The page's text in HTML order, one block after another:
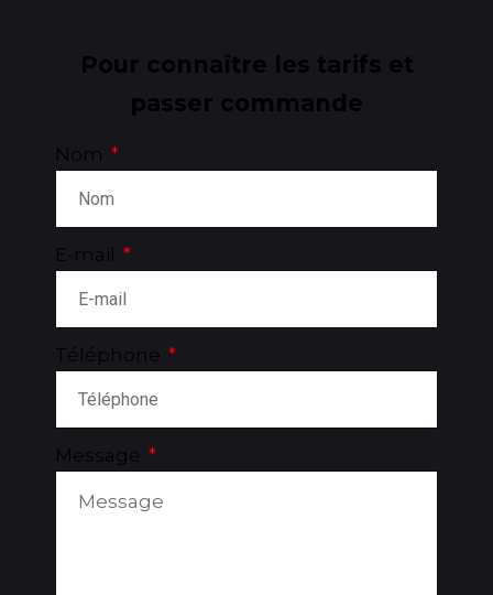
Pour connaître les tarifs et
passer commande
Nom
E-mail
Téléphone
Message